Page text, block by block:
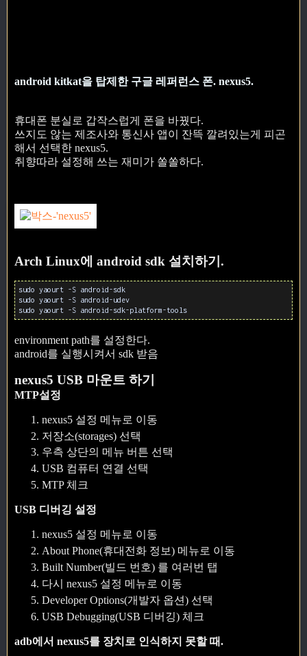
android kitkat을 탑제한 구글 레퍼런스 폰. nexus5.
휴대폰 분실로 갑작스럽게 폰을 바꿨다.
쓰지도 않는 제조사와 통신사 앱이 잔뜩 깔려있는게 피곤
해서 선택한 nexus5.
취향따라 설정해 쓰는 재미가 쏠쏠하다.
Arch Linux에 android sdk 설치하기.
sudo yaourt -S android-sdk
sudo yaourt -S android-udev
sudo yaourt -S android-sdk-platform-tools
environment path를 설정한다.
android를 실행시켜서 sdk 받음
nexus5 USB 마운트 하기
MTP설정
nexus5 설정 메뉴로 이동
저장소(storages) 선택
우측 상단의 메뉴 버튼 선택
USB 컴퓨터 연결 선택
MTP 체크
USB 디버깅 설정
nexus5 설정 메뉴로 이동
About Phone(휴대전화 정보) 메뉴로 이동
Built Number(빌드 번호) 를 여러번 탭
다시 nexus5 설정 메뉴로 이동
Developer Options(개발자 옵션) 선택
USB Debugging(USB 디버깅) 체크
adb에서 nexus5를 장치로 인식하지 못할 때.